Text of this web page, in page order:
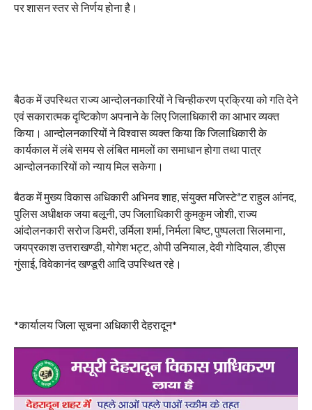
पर शासन स्तर से निर्णय होना है।
बैठक में उपस्थित राज्य आन्दोलनकारियों ने चिन्हीकरण प्रक्रिया को गति देने
एवं सकारात्मक दृष्टिकोण अपनाने के लिए जिलाधिकारी का आभार व्यक्त
किया। आन्दोलनकारियों ने विश्वास व्यक्त किया कि जिलाधिकारी के
कार्यकाल में लंबे समय से लंबित मामलों का समाधान होगा तथा पात्र
आन्दोलनकारियों को न्याय मिल सकेगा।
बैठक में मुख्य विकास अधिकारी अभिनव शाह, संयुक्त मजिस्टेªट राहुल आंनद,
पुलिस अधीक्षक जया बलूनी, उप जिलाधिकारी कुमकुम जोशी, राज्य
आंदोलनकारी सरोज डिमरी, उर्मिला शर्मा, निर्मला बिष्ट, पुष्पलता सिलमाना,
जयप्रकाश उत्तराखण्डी, योगेश भट्ट, ओपी उनियाल, देवी गोदियाल, डीएस
गुंसाई, विवेकानंद खण्डूरी आदि उपस्थित रहे।
*कार्यालय जिला सूचना अधिकारी देहरादून*